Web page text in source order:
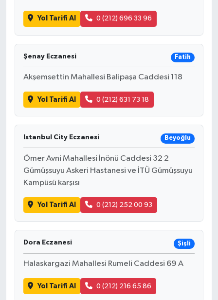
Yol Tarifi Al 0 (212) 696 33 96
Şenay Eczanesi Fatih
Akşemsettin Mahallesi Balipaşa Caddesi 118
Yol Tarifi Al 0 (212) 631 73 18
Istanbul City Eczanesi Beyoğlu
Ömer Avni Mahallesi İnönü Caddesi 32 2
Gümüşsuyu Askeri Hastanesi ve İTÜ Gümüşsuyu
Kampüsü karşısı
Yol Tarifi Al 0 (212) 252 00 93
Dora Eczanesi Şişli
Halaskargazi Mahallesi Rumeli Caddesi 69 A
Yol Tarifi Al 0 (212) 216 65 86